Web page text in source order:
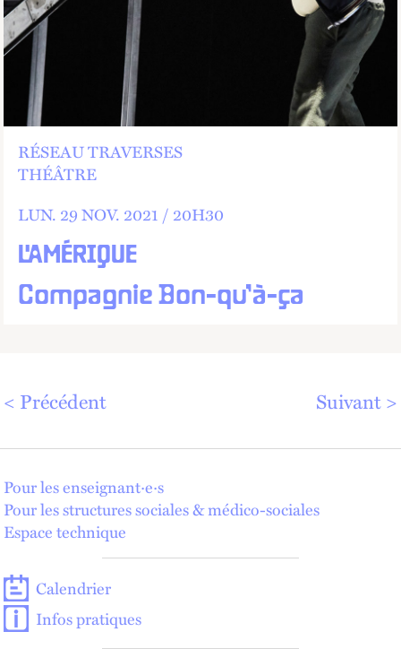
L'AMÉRIQUE
Compagnie Bon-qu’à-ça
RÉSEAU TRAVERSES
THÉÂTRE
LUN. 29NOV. 2021 / 20H30
Précédent Suivant
Pour les enseignant·e·s
Pour les structures sociales & médico-sociales
Espace technique
Calendrier
Infos pratiques